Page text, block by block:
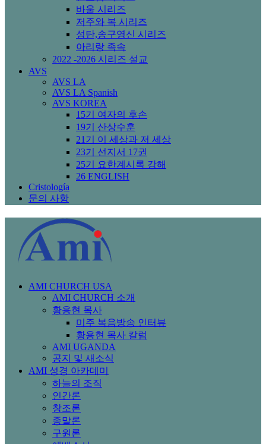
바울 시리즈
저주와 복 시리즈
성탄,송구영신 시리즈
아리랑 족속
2022 -2026 시리즈 설교
AVS
AVS LA
AVS LA Spanish
AVS KOREA
15기 여자의 후손
19기 산상수훈
21기 이 세상과 저 세상
23기 선지서 17권
25기 요한계시록 강해
26 ENGLISH
Cristología
문의 사항
AMI CHURCH USA
AMI CHURCH 소개
황용현 목사
미주 복음방송 인터뷰
황용현 목사 칼럼
AMI UGANDA
공지 및 새소식
AMI 성경 아카데미
하늘의 조직
인간론
창조론
종말론
구원론